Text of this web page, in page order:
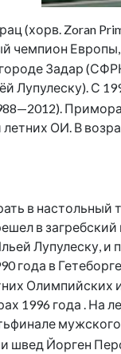
(хорв. Zoran
чемпион
Задар
Лупулеску). С
ОИ. В
в
в
Лупулеску, и
года в Гетеборге .
Олимпийских
1996 года . На
Йорген